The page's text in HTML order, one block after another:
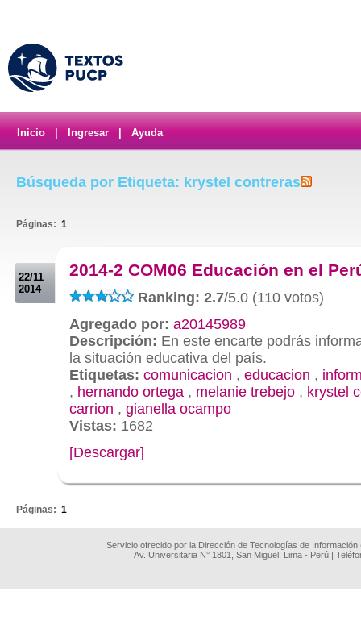
Inicio Ingresar Ayuda
Búsqueda por Etiqueta: krystel contreras
Páginas: 1
22/11
2014
2014-2 COM06 Educación en el
Ranking: 2.7/5.0 (110 votos)
Agregado por: a20145989
Descripción: En este encarte podrás
la situación educativa del país.
Etiquetas: comunicacion , educacion ,
, hernando ortega , melanie trebejo , krystel
carrion , gianella ocampo
Vistas: 1682
[Descargar]
Páginas: 1
Servicio ofrecido por la Dirección de Tecnologías de
Av. Universitaria N° 1801, San Miguel, Lima - Perú |